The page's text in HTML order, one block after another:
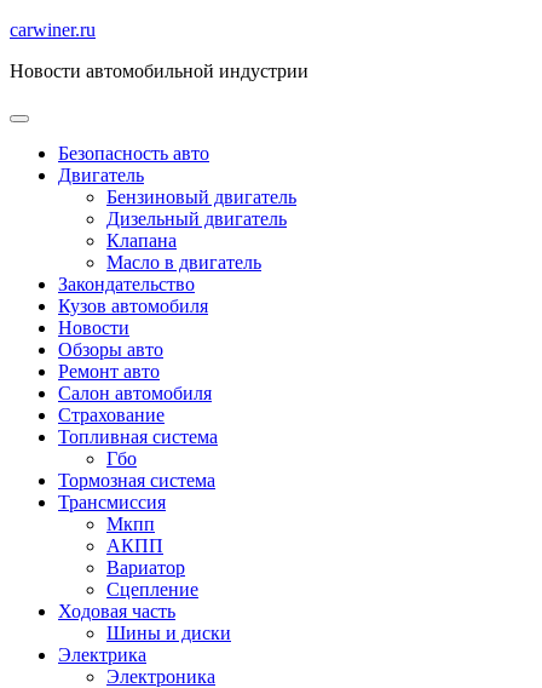
Перейти
содержимому
carwiner.ru
Новости автомобильной индустрии
Безопасность авто
Двигатель
Бензиновый двигатель
Дизельный двигатель
Клапана
Масло в двигатель
Закондательство
Кузов автомобиля
Новости
Обзоры авто
Ремонт авто
Салон автомобиля
Страхование
Топливная система
Гбо
Тормозная система
Трансмиссия
Мкпп
АКПП
Вариатор
Сцепление
Ходовая часть
Шины и диски
Электрика
Электроника